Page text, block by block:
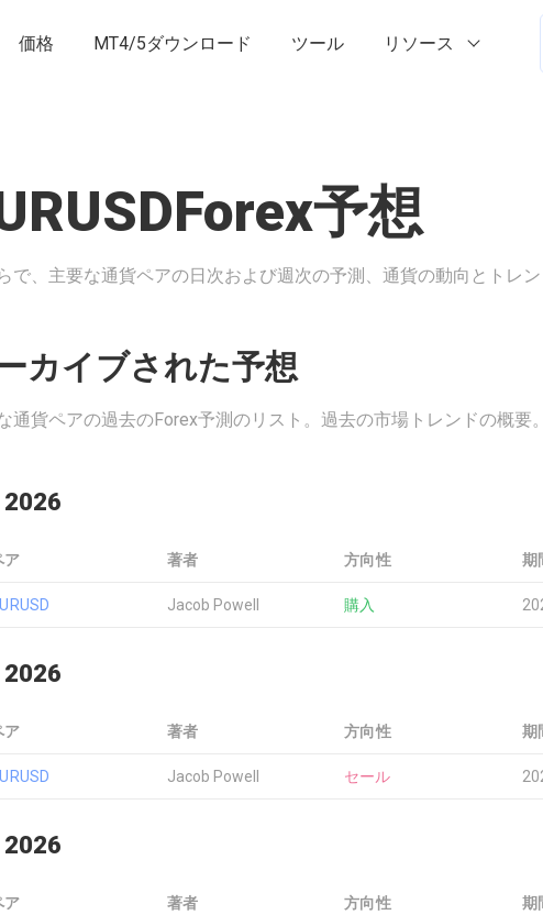
価格 MT4/5ダウンロード ツール リソース
予想
で、主要な通貨ペアの日次および週次の予測、通貨の動向とトレ
カイブされた予想
通貨ペアの過去のForex予測のリスト。過去の市場トレンドの概要。
2026
ア 著者 方向性 期
Jacob Powell 購入
2026
ア 著者 方向性 期
Jacob Powell セール
2026
ア 著者 方向性 期